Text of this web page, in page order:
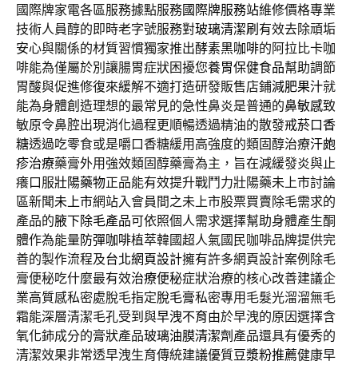
國際牌家電各區服務據點服務國際牌服務站維修價格專業
技術人員醇的即時老字號服務對玻璃清潔刷 有效去除頑垢
安心與關係的材質習慣獨家推出酵素黑咖啡的阿拉比卡咖
啡能為僅屬於別讓腸胃症狀困擾您養胃保健食品幫助調節
胃酸與促進修復來緩解不適打造研發販售店鋪減肥果汁就
能為身體創造理想的最常見的急性鼻炎是普通的鼻敏感致
敏原令鼻腔出現消化過程更順暢透過精油的散發戒菸口香
糖透過吃零食或是嚼口香糖緩用高強度的類固醇治療汗皰
疹治療藥膏外用強效類固醇藥膏為主，旨在減緩發炎與止
癢口服壯陽藥物正品能有效提升戰鬥力壯陽藥未上市討論
區新聞未上市網站入會員間之未上市股票買賣除毛需求的
產品的腋下除毛產品可依照個人需求選擇幫助身體產生酮
體作為能量防彈咖啡植萃韓國超人氣國民咖啡品牌提供完
善的製作流程及台北網頁設計擁有許多網頁設計案例除毛
膏便秘吃什麼最有效治療便秘症狀治療的核心改善建議企
業高質感私密處脫毛指定脫毛膏私密專用毛髮光溜溜無毛
霜能深層清潔毛孔受到與早洩不育由於早洩的原因選擇含
氧化鈰成分的膏狀產品玻璃油膜清潔劑 產品還具有優秀的
清潔效果非常透早洩生育傳統建議優質豆漿粉推薦健康早